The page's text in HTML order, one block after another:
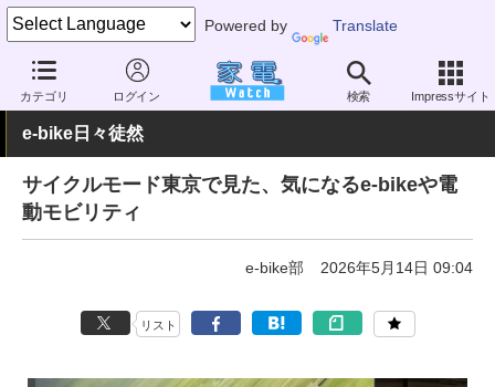
Powered by Translate
カテゴリ ログイン 検索 Impressサイト
家電 Watch その他・家電 アウトドア 電動自転車
e-bike日々徒然
サイクルモード東京で見た、気になるe-bikeや電
動モビリティ
e-bike部 2026年5月14日 09:04
リスト